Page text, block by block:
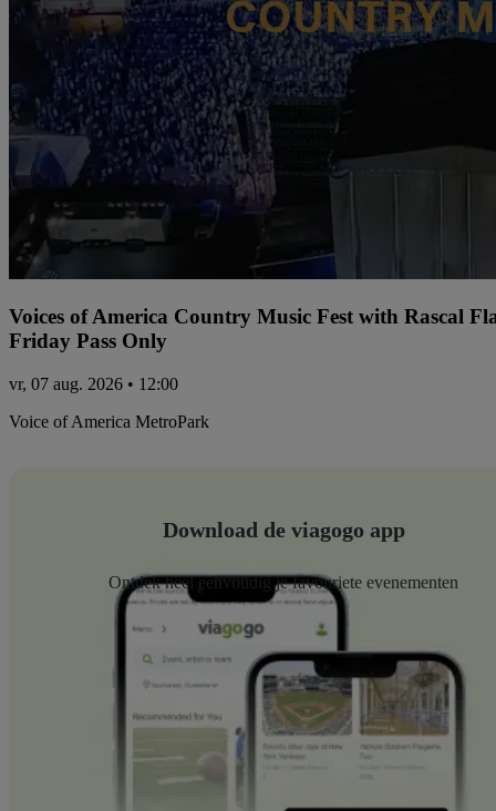
Voices of America Country Music Fest with Rascal
Friday Pass Only
vr, 07 aug. 2026 • 12:00
Voice of America MetroPark
Download de viagogo app
Ontdek heel eenvoudig je favouriete evenementen